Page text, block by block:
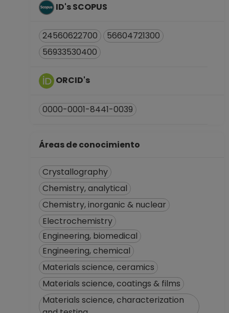
ID's SCOPUS
24560622700
56604721300
56933530400
ORCID's
0000-0001-8441-0039
Áreas de conocimiento
Crystallography
Chemistry, analytical
Chemistry, inorganic & nuclear
Electrochemistry
Engineering, biomedical
Engineering, chemical
Materials science, ceramics
Materials science, coatings & films
Materials science, characterization